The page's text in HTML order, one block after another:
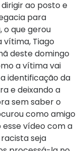
ao posto e
para
que gerou
vítima, Tiago
deste domingo
a vítima vai
identificação da
e deixando a
sem saber o
como amigo
esse vídeo com a
seja